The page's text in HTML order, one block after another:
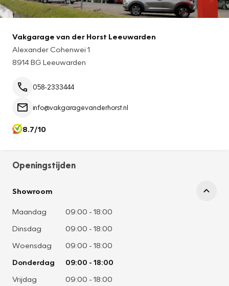
Vakgarage van der Horst Leeuwarden
Alexander Cohenwei 1
8914 BG Leeuwarden
058-2333444
info@vakgaragevanderhorst.nl
8.7/10
Openingstijden
Showroom
Maandag 09:00 - 18:00
Dinsdag
09:00 - 18:00
Woensdag
09:00 - 18:00
Donderdag
09:00 - 18:00
Vrijdag
09:00 - 18:00